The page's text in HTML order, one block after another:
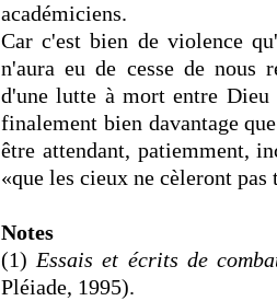
académiciens.
Car c'est bien de violence
n'aura eu de cesse de nous
d'une lutte à mort entre Dieu
finalement bien davantage
être attendant, patiemment,
«que les cieux ne cèleront
Notes
(1) Essais et écrits de
Pléiade, 1995).